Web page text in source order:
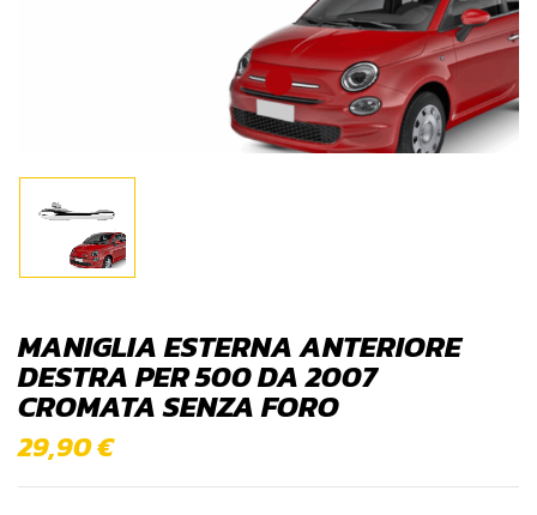
MANIGLIA ESTERNA ANTERIORE
DESTRA PER 500 DA 2007
CROMATA SENZA FORO
29,90€